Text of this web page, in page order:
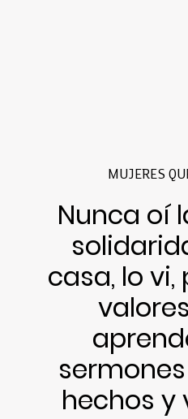
MUJERES
Nunca oí
casa, lo vi,
hechos y